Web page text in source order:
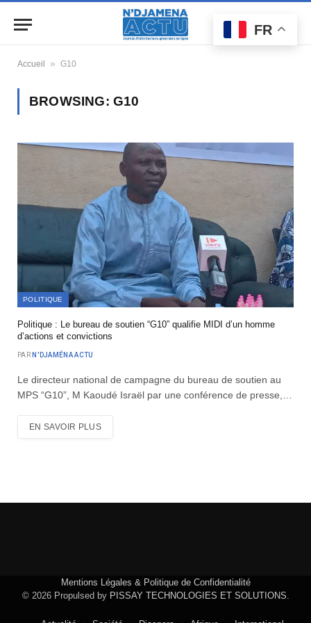
Accueil » G10
BROWSING: G10
POLITIQUE
Politique : Le bureau de soutien “G10” qualifie MIDI d’un homme
d’actions et convictions
PAR N'DJAMÉNA ACTU
Le directeur national de campagne du bureau de soutien au
MPS “G10”, M Kaoudé Israël par une conférence de presse,…
EN SAVOIR PLUS
Mentions Légales & Politique de Confidentialité
© 2026 Propulsed by PISSAY TECHNOLOGIES ET SOLUTIONS
FR